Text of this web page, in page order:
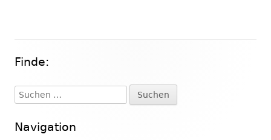
Haupt-
Seitenleiste
Finde:
Suchen
nach:
Navigation